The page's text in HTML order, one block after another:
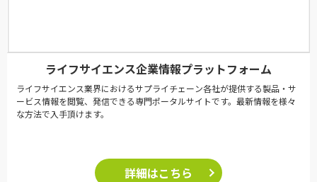
ライフサイエンス企業情報プラットフォーム
ライフサイエンス業界におけるサプライチェーン各社が提供する製品・サ
ービス情報を閲覧、発信できる専門ポータルサイトです。最新情報を様々
な方法で入手頂けます。
詳細はこちら